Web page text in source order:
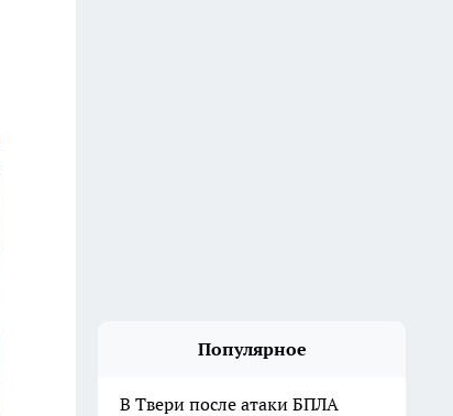
Популярное
В Твери после атаки БПЛА